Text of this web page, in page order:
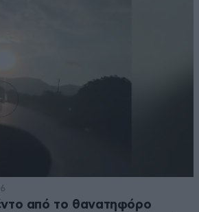
από το θανατηφόρο